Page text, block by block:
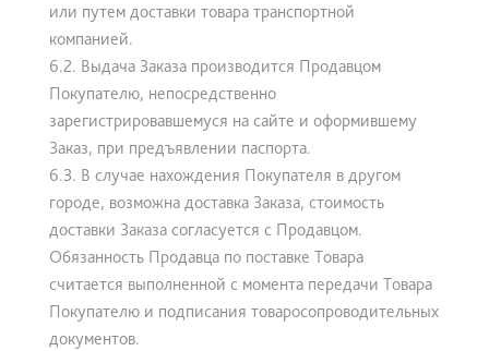
или путем доставки товара транспортной
компанией.
6.2. Выдача Заказа производится Продавцом
Покупателю, непосредственно
зарегистрировавшемуся на сайте и оформившему
Заказ, при предъявлении паспорта.
6.3. В случае нахождения Покупателя в другом
городе, возможна доставка Заказа, стоимость
доставки Заказа согласуется с Продавцом.
Обязанность Продавца по поставке Товара
считается выполненной с момента передачи Товара
Покупателю и подписания товаросопроводительных
документов.